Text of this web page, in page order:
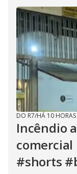
DO R7/HÁ 10 HORAS
Incêndio
comercial
#shorts